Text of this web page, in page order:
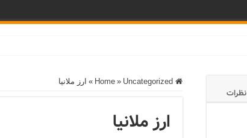
» Uncategorized
» ارز ملانیا
ارز ملانیا
نظرات